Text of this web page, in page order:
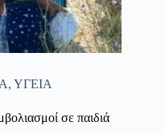
, ΥΓΕΙΑ
σε παιδιά